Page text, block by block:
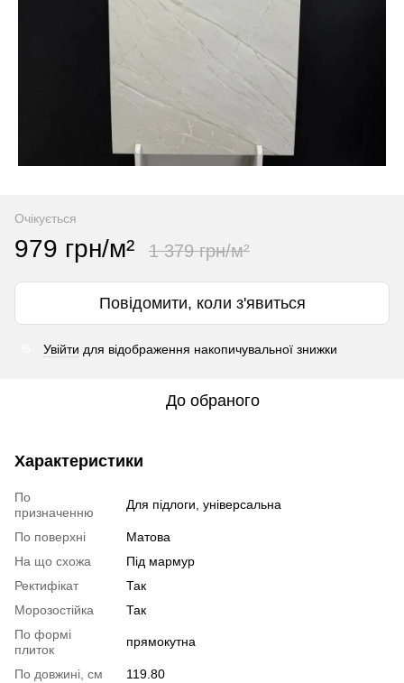
Очікується
979 грн/м² 1 379 грн/м²
Повідомити, коли з'явиться
Увійти для відображення накопичувальної знижки
До обраного
Характеристики
По
призначенню
Для підлоги, універсальна
По поверхні
Матова
На що схожа
Під мармур
Ректифікат
Так
Морозостійка
Так
По формі
плиток
прямокутна
По довжині, см
119.80